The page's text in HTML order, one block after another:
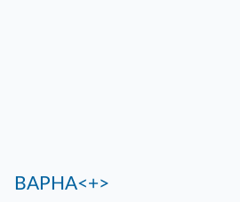
ВАРНА<+>